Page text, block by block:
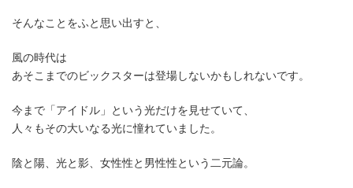
そんなことをふと思い出すと、
風の時代は
あそこまでのビックスターは登場しないかもしれないです。
今まで「アイドル」という光だけを見せていて、
人々もその大いなる光に憧れていました。
陰と陽、光と影、女性性と男性性という二元論。